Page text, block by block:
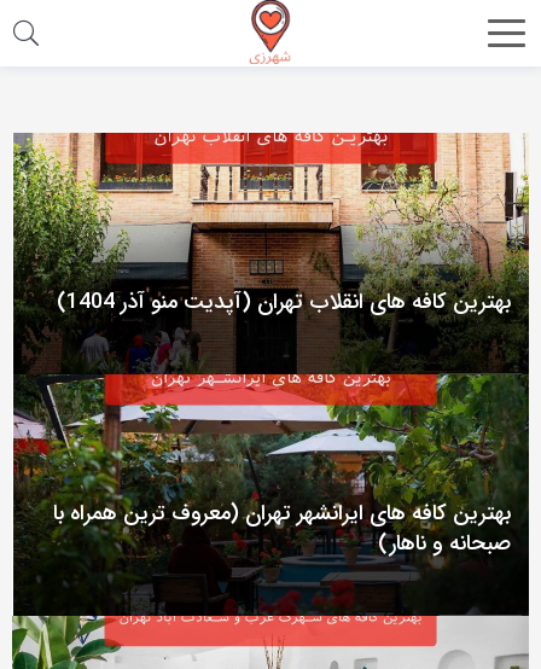
اشتراک
با
استفاده
از
روش‌های
زیر
می‌توانید
این
صفحه
را
با
دوستان
خود
به
بگذارید.
بهترین کافه های انقلاب تهران (آپدیت منو آذر 1404)
بهترین کافه های ایرانشهر تهران (معروف ترین همراه با
صبحانه و ناهار)